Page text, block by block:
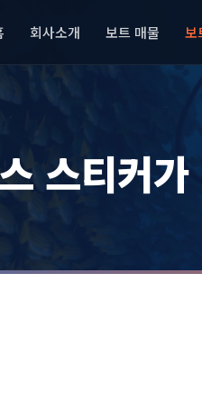
회사소개 보트 매물 보
스티커